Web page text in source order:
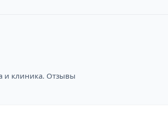
и клиника. Отзывы